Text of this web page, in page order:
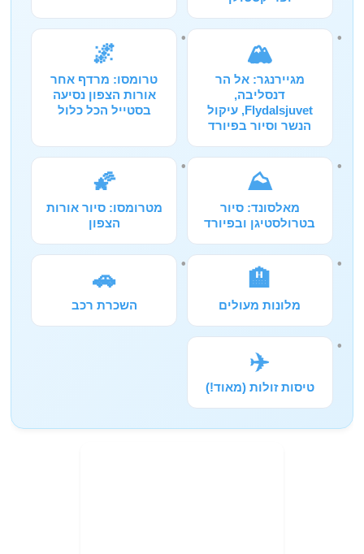
🏔️
מגיירנגר: אל הר
דנסליבה,
Flydalsjuvet, עיקול
הנשר וסיור בפיורד
🌌
טרומסו: מרדף אחר
אורות הצפון נסיעה
בסטייל הכל כלול
⛰️
מאלסונד: סיור
בטרולסטיגן ובפיורד
🌠
מטרומסו: סיור אורות
הצפון
🏨
מלונות מעולים
🚗
השכרת רכב
✈️
טיסות זולות (מאוד!)